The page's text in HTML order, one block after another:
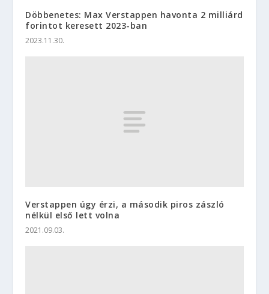
Döbbenetes: Max Verstappen havonta 2 milliárd
forintot keresett 2023-ban
2023.11.30.
Verstappen úgy érzi, a második piros zászló
nélkül első lett volna
2021.09.03.